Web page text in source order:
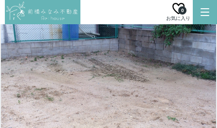
お気に入り
0